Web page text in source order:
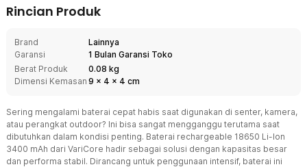
Rincian Produk
Brand
Lainnya
Garansi
1 Bulan Garansi Toko
Berat Produk
0.08 kg
Dimensi Kemasan 9 x 4 x 4 cm
Sering mengalami baterai cepat habis saat digunakan di senter, kamera,
atau perangkat outdoor? Ini bisa sangat mengganggu terutama saat
dibutuhkan dalam kondisi penting. Baterai rechargeable 18650 Li-Ion
3400 mAh dari VariCore hadir sebagai solusi dengan kapasitas besar
dan performa stabil. Dirancang untuk penggunaan intensif, baterai ini